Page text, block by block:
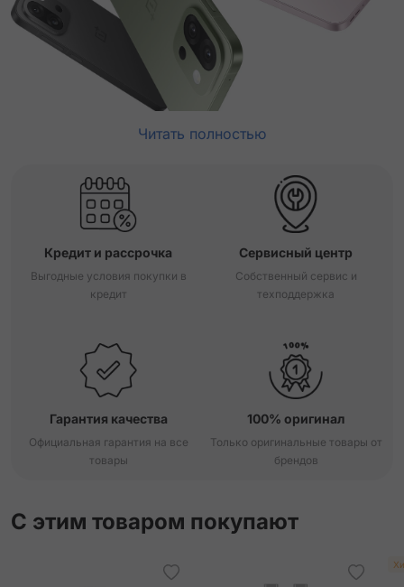
Читать полностью
Кредит и рассрочка
Выгодные условия покупки в
кредит
Сервисный центр
Собственный сервис и
техподдержка
Гарантия качества
Официальная гарантия на все
товары
100% оригинал
Только оригинальные товары от
брендов
С этим товаром покупают